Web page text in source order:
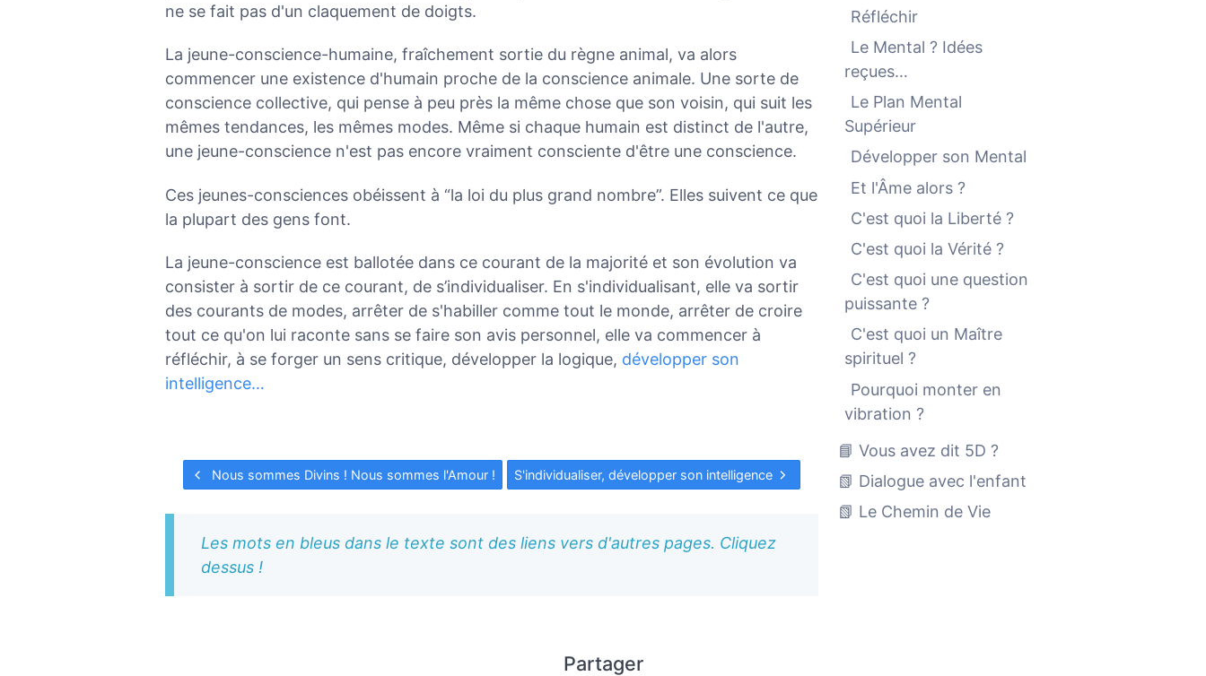
ne se fait pas d'un claquement de doigts.
La jeune-conscience-humaine, fraîchement sortie du règne animal, va alors
commencer une existence d'humain proche de la conscience animale. Une sorte de
conscience collective, qui pense à peu près la même chose que son voisin, qui suit les
mêmes tendances, les mêmes modes. Même si chaque humain est distinct de l'autre,
une jeune-conscience n'est pas encore vraiment consciente d'être une conscience.
Ces jeunes-consciences obéissent à “la loi du plus grand nombre”. Elles suivent ce que
la plupart des gens font.
La jeune-conscience est ballotée dans ce courant de la majorité et son évolution va
consister à sortir de ce courant, de s’individualiser. En s'individualisant, elle va sortir
des courants de modes, arrêter de s'habiller comme tout le monde, arrêter de croire
tout ce qu'on lui raconte sans se faire son avis personnel, elle va commencer à
réfléchir, à se forger un sens critique, développer la logique, développer son
intelligence…
Nous sommes Divins ! Nous sommes l'Amour ! S'individualiser, développer son intelligence
Les mots en bleus dans le texte sont des liens vers d'autres pages. Cliquez
dessus !
Réfléchir
Le Mental ? Idées
reçues…
Le Plan Mental
Supérieur
Développer son Mental
Et l'Âme alors ?
C'est quoi la Liberté ?
C'est quoi la Vérité ?
C'est quoi une question
puissante ?
C'est quoi un Maître
spirituel ?
Pourquoi monter en
vibration ?
📘 Vous avez dit 5D ?
📗 Dialogue avec l'enfant
📗 Le Chemin de Vie
Partager